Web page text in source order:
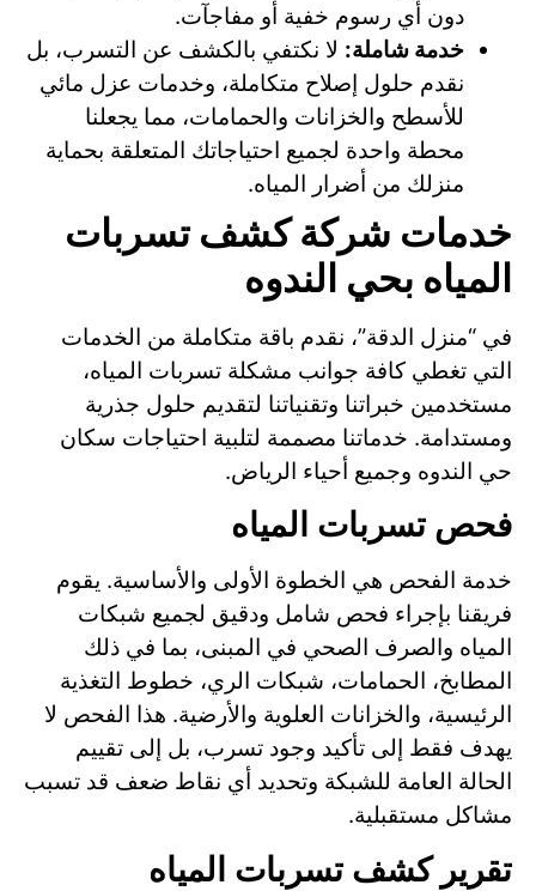
دون أي رسوم خفية أو مفاجآت.
خدمة شاملة: لا نكتفي بالكشف عن التسرب، بل
نقدم حلول إصلاح متكاملة، وخدمات عزل مائي
للأسطح والخزانات والحمامات، مما يجعلنا
محطة واحدة لجميع احتياجاتك المتعلقة بحماية
منزلك من أضرار المياه.
خدمات شركة كشف تسربات
المياه بحي الندوه
في “منزل الدقة”، نقدم باقة متكاملة من الخدمات
التي تغطي كافة جوانب مشكلة تسربات المياه،
مستخدمين خبراتنا وتقنياتنا لتقديم حلول جذرية
ومستدامة. خدماتنا مصممة لتلبية احتياجات سكان
حي الندوه وجميع أحياء الرياض.
فحص تسربات المياه
خدمة الفحص هي الخطوة الأولى والأساسية. يقوم
فريقنا بإجراء فحص شامل ودقيق لجميع شبكات
المياه والصرف الصحي في المبنى، بما في ذلك
المطابخ، الحمامات، شبكات الري، خطوط التغذية
الرئيسية، والخزانات العلوية والأرضية. هذا الفحص لا
يهدف فقط إلى تأكيد وجود تسرب، بل إلى تقييم
الحالة العامة للشبكة وتحديد أي نقاط ضعف قد تسبب
مشاكل مستقبلية.
تقرير كشف تسربات المياه